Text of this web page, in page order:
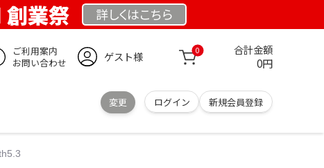
業祭 詳しくはこちら
ご利用案内
お問い合わせ
ゲスト様 0 合計金額
0円
変更 ログイン 新規会員登録